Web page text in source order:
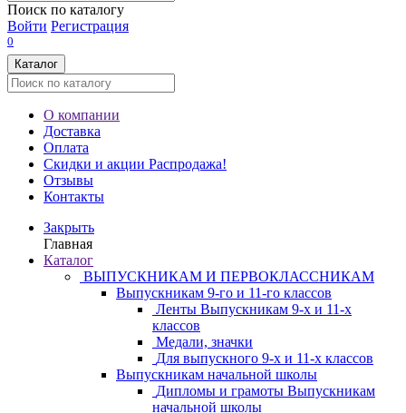
Поиск по каталогу
Войти Регистрация
0
Каталог
О компании
Доставка
Оплата
Скидки и акции Распродажа!
Отзывы
Контакты
Закрыть
Главная
Каталог
ВЫПУСКНИКАМ И ПЕРВОКЛАССНИКАМ
Выпускникам 9-го и 11-го классов
Ленты Выпускникам 9-х и 11-х
классов
Медали, значки
Для выпускного 9-х и 11-х классов
Выпускникам начальной школы
Дипломы и грамоты Выпускникам
начальной школы